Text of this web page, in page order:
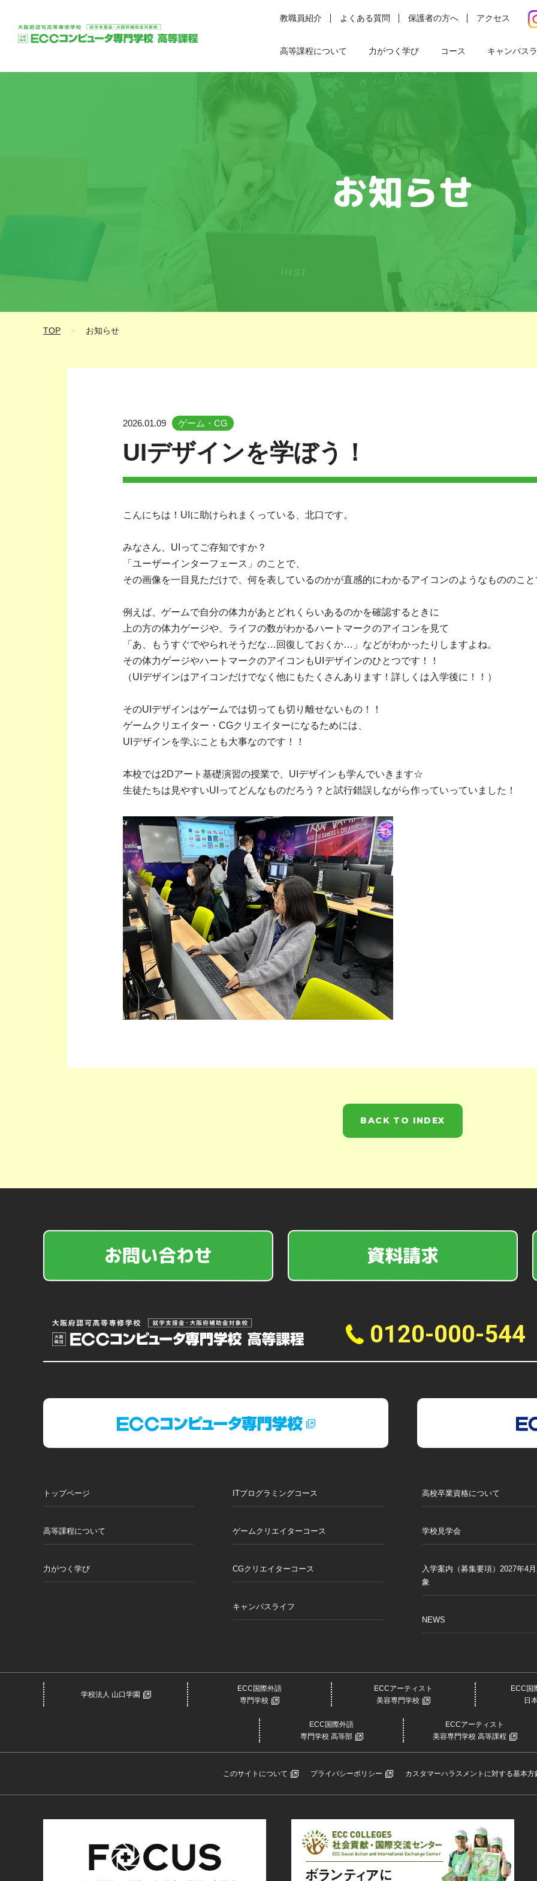
教職員紹介 よくある質問 保護者の方へ アクセス
高等課程について 力がつく学び コース キャンパス
お知らせ
TOP ＞ お知らせ
2026.01.09 ゲーム・CG
UIデザインを学ぼう！
こんにちは！UIに助けられまくっている、北口です。
みなさん、UIってご存知ですか？
「ユーザーインターフェース」のことで、
その画像を一目見ただけで、何を表しているのかが直感的にわかるアイコンのようなもののこ
例えば、ゲームで自分の体力があとどれくらいあるのかを確認するときに
上の方の体力ゲージや、ライフの数がわかるハートマークのアイコンを見て
「あ、もうすぐでやられそうだな…回復しておくか…」などがわかったりしますよね。
その体力ゲージやハートマークのアイコンもUIデザインのひとつです！！
（UIデザインはアイコンだけでなく他にもたくさんあります！詳しくは入学後に！！）
そのUIデザインはゲームでは切っても切り離せないもの！！
ゲームクリエイター・CGクリエイターになるためには、
UIデザインを学ぶことも大事なのです！！
本校では2Dアート基礎演習の授業で、UIデザインも学んでいきます☆
生徒たちは見やすいUIってどんなものだろう？と試行錯誤しながら作っていっていました！
BACK TO INDEX
お問い合わせ 資料請求
0120-000-544
トップページ
高等課程について
力がつく学び
ITプログラミングコース
ゲームクリエイターコース
CGクリエイターコース
キャンパスライフ
高校卒業資格について
学校見学会
入学案内（募集要項）2027年4
象
NEWS
学校法人 山口学園
ECC国際外語
専門学校
ECCアーティスト
美容専門学校
ECC国
日
ECC国際外語
専門学校 高等部
ECCアーティスト
美容専門学校 高等課程
このサイトについて プライバシーポリシー カスタマーハラスメントに対する基本方